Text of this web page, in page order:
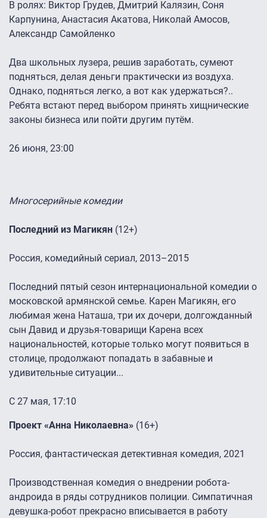
В ролях: Виктор Грудев, Дмитрий Калязин, Соня
Карпунина, Анастасия Акатова, Николай Амосов,
Александр Самойленко
Два школьных лузера, решив заработать, сумеют
подняться, делая деньги практически из воздуха.
Однако, подняться легко, а вот как удержаться?..
Ребята встают перед выбором принять хищнические
законы бизнеса или пойти другим путём.
26 июня, 23:00
Многосерийные комедии
Последний из Магикян (12+)
Россия, комедийный сериал, 2013–2015
Последний пятый сезон интернациональной комедии о
московской армянской семье. Карен Магикян, его
любимая жена Наташа, три их дочери, долгожданный
сын Давид и друзья-товарищи Карена всех
национальностей, которые только могут появиться в
столице, продолжают попадать в забавные и
удивительные ситуации...
С 27 мая, 17:10
Проект «Анна Николаевна» (16+)
Россия, фантастическая детективная комедия, 2021
Производственная комедия о внедрении робота-
андроида в ряды сотрудников полиции. Симпатичная
девушка-робот прекрасно вписывается в работу